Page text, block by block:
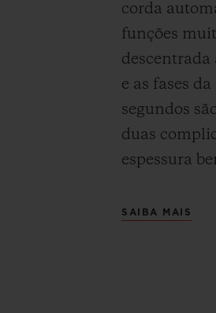
corda
funções
descentrada
e as fases
segundos
duas
espessura
SAIBA MAIS